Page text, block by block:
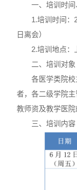
一、培训时间
1.培训时间：
日离会）
2.培训地点：
二、培训对象
各医学类院
者，各二级学院
教师资及教学医院
三、培训内容